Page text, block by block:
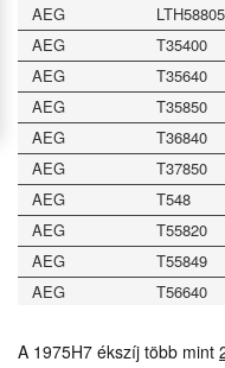
AEG
LTH58805
AEG
T35400
AEG
T35640
AEG
T35850
AEG
T36840
AEG
T37850
AEG
T548
AEG
T55820
AEG
T55849
AEG
T56640
AEG
T56840
A 1975H7 ékszíj több mint